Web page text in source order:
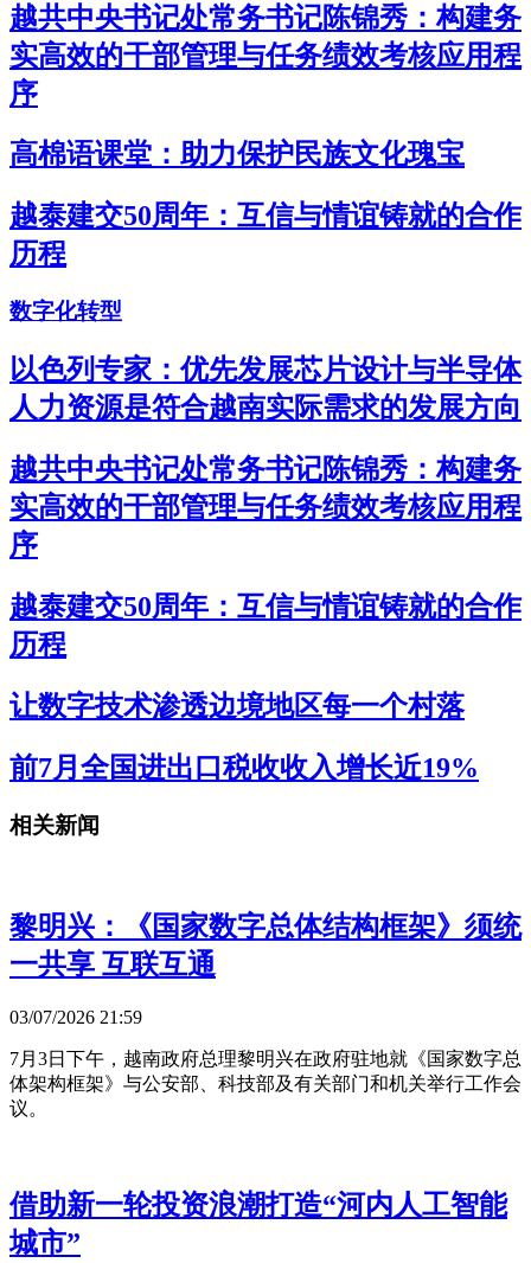
越共中央书记处常务书记陈锦秀：构建务
实高效的干部管理与任务绩效考核应用程
序
高棉语课堂：助力保护民族文化瑰宝
越泰建交50周年：互信与情谊铸就的合作
历程
数字化转型
以色列专家：优先发展芯片设计与半导体
人力资源是符合越南实际需求的发展方向
越共中央书记处常务书记陈锦秀：构建务
实高效的干部管理与任务绩效考核应用程
序
越泰建交50周年：互信与情谊铸就的合作
历程
让数字技术渗透边境地区每一个村落
前7月全国进出口税收收入增长近19%
相关新闻
黎明兴：《国家数字总体结构框架》须统
一共享 互联互通
03/07/2026 21:59
7月3日下午，越南政府总理黎明兴在政府驻地就《国家数字总
体架构框架》与公安部、科技部及有关部门和机关举行工作会
议。
借助新一轮投资浪潮打造“河内人工智能
城市”